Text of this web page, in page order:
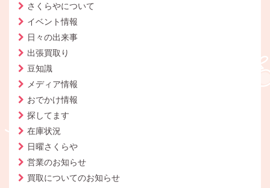
さくらやについて
イベント情報
日々の出来事
出張買取り
豆知識
メディア情報
おでかけ情報
探してます
在庫状況
日曜さくらや
営業のお知らせ
買取についてのお知らせ